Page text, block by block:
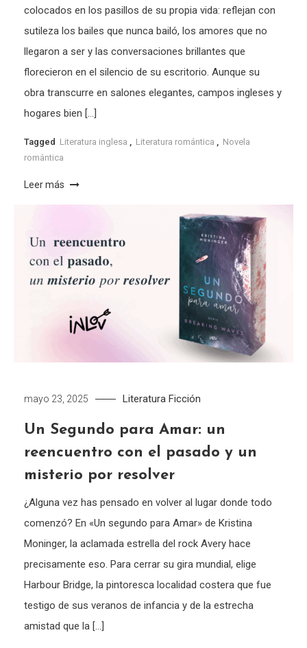
colocados en los pasillos de su propia vida: reflejan con
sutileza los bailes que nunca bailó, los amores que no
llegaron a ser y las conversaciones brillantes que
florecieron en el silencio de su escritorio. Aunque su
obra transcurre en salones elegantes, campos ingleses y
hogares bien […]
Tagged Literatura inglesa Literatura romántica
Novela
romántica
Leer más
mayo 23, 2025 Literatura Ficción
Un Segundo para Amar: un
reencuentro con el pasado y un
misterio por resolver
¿Alguna vez has pensado en volver al lugar donde todo
comenzó? En «Un segundo para Amar» de Kristina
Moninger, la aclamada estrella del rock Avery hace
precisamente eso. Para cerrar su gira mundial, elige
Harbour Bridge, la pintoresca localidad costera que fue
testigo de sus veranos de infancia y de la estrecha
amistad que la […]